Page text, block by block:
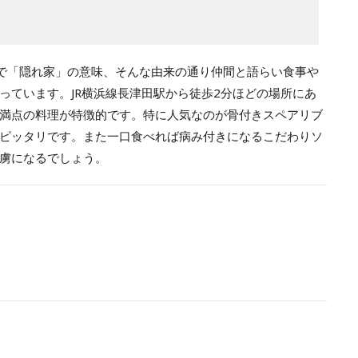
「隠れ家」の意味、そんな由来の通り仲間と語らい食事や
ています。JR横浜線長津田駅から徒歩2分ほどの場所にあ
点の料理が特徴的です。特に人気なのが骨付きスペアリブ
ッタリです。また一口食べれば病み付きになるこだわりソ
になるでしょう。